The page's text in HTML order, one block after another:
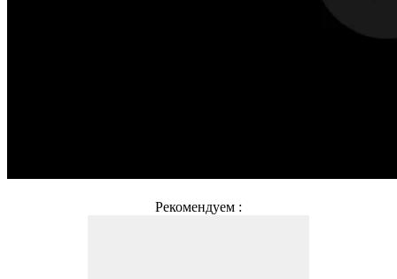
Рекомендуем :